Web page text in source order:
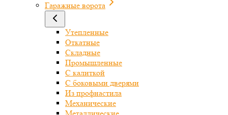
Гаражные ворота
Утепленные
Откатные
Складные
Промышленные
С калиткой
С боковыми дверями
Из профнастила
Механические